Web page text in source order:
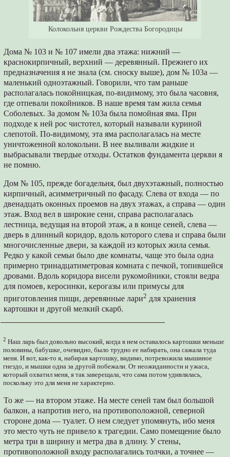
Колокольня церкви Рождества Богородицы
Дома № 103 и № 107 имели два этажа: нижний ―
краснокирпичный, верхний ― деревянный. Прежнего их
предназначения я не знала (см. сноску выше), дом № 103а ―
маленький одноэтажный. Говорили, что там раньше
располагалась покойницкая, по-видимому, это была часовня,
где отпевали покойников. В наше время там жила семья
Соболевых. За домом № 103а была помойная яма. При
подходе к ней рос чистотел, который называли куриной
слепотой. По-видимому, эта яма располагалась на месте
уничтоженной колокольни. В нее выливали жидкие и
выбрасывали твердые отходы. Остатков фундамента церкви я
не помню.
Дом № 105, прежде богадельня, был двухэтажный, полностью
кирпичный, асимметричный по фасаду. Слева от входа ― по
двенадцать оконных проемов на двух этажах, а справа ― один
этаж. Вход вел в широкие сени, справа располагалась
лестница, ведущая на второй этаж, а в конце сеней, слева ―
дверь в длинный коридор, вдоль которого слева и справа были
многочисленные двери, за каждой из которых жила семья.
Редко у какой семьи было две комнаты, чаще это была одна
примерно тринадцатиметровая комната с печкой, топившейся
дровами. Вдоль коридора висели рукомойники, стояли ведра
для помоев, керосинки, керогазы или примусы для
приготовления пищи, деревянные лари2 для хранения
картошки и другой мелкий скарб.
2 Наш ларь был довольно высокий, когда в нем оставалось картошки меньше
половины, бабушке, очевидно, было трудно ее набирать, она сажала туда
меня. И вот, как-то я, набирая картошку, видимо, потревожила мышиное
гнездо, и мышки одна за другой побежали. От неожиданности и ужаса,
который охватил меня, я так заверещала, что сама потом удивлялась,
поскольку это для меня не характерно.
То же ― на втором этаже. На месте сеней там был большой
балкон, а напротив него, на противоположной, северной
стороне дома ― туалет. О нем следует упомянуть, ибо меня
это место чуть не привело к трагедии. Само помещение было
метра три в ширину и метра два в длину. У стены,
противоположной входу располагались толчки, а точнее ―